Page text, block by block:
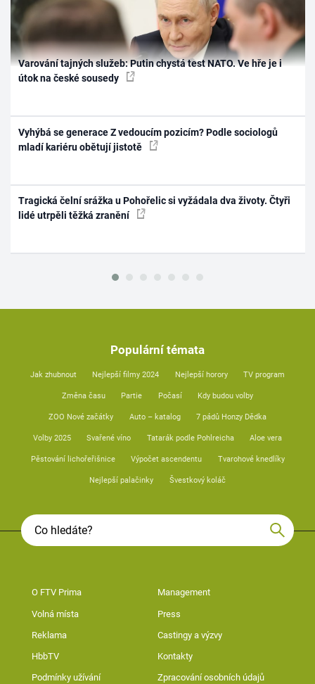
Varování tajných služeb: Putin chystá test NATO. Ve hře je i
útok na české sousedy
Vyhýbá se generace Z vedoucím pozicím? Podle sociologů
mladí kariéru obětují jistotě
Tragická čelní srážka u Pohořelic si vyžádala dva životy. Čtyři
lidé utrpěli těžká zranění
Populární témata
Jak zhubnout Nejlepší filmy 2024 Nejlepší horory TV program
Změna času Partie Počasí Kdy budou volby
ZOO Nové začátky Auto – katalog 7 pádů Honzy Dědka
Volby 2025 Svařené víno Tatarák podle Pohlreicha Aloe vera
Pěstování lichořeřišnice Výpočet ascendentu Tvarohové knedlíky
Nejlepší palačinky Švestkový koláč
O FTV Prima Management
Volná místa Press
Reklama Castingy a výzvy
HbbTV Kontakty
Podmínky užívání Zpracování osobních údajů